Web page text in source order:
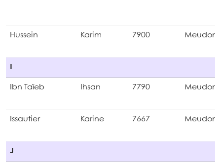
Hussein Karim 7900 Meudon
Ibn Taïeb Ihsan 7790 Meudon
Issautier Karine 7667 Meudon
J